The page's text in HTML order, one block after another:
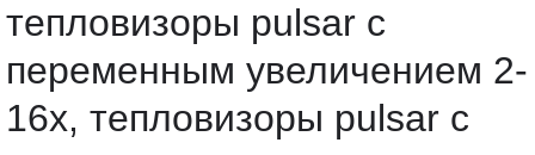
тепловизоры pulsar с
переменным увеличением 2-
16х, тепловизоры pulsar с